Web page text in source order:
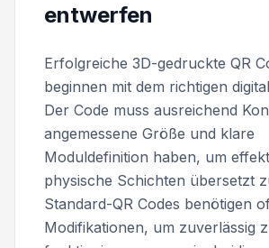
entwerfen
Erfolgreiche 3D-gedruckte QR
beginnen mit dem richtigen
Der Code muss ausreichend
angemessene Größe und klare
Moduldefinition haben, um
physische Schichten übersetzt
Standard-QR Codes benötigen
Modifikationen, um zuverlässig